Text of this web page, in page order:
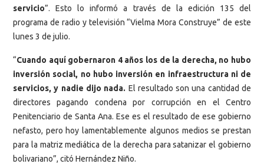
servicio”. Esto lo informó a través de la edición 135 del
programa de radio y televisión “Vielma Mora Construye” de este
lunes 3 de julio.
“Cuando aquí gobernaron 4 años los de la derecha, no hubo
inversión social, no hubo inversión en infraestructura ni de
servicios, y nadie dijo nada. El resultado son una cantidad de
directores pagando condena por corrupción en el Centro
Penitenciario de Santa Ana. Ese es el resultado de ese gobierno
nefasto, pero hoy lamentablemente algunos medios se prestan
para la matriz mediática de la derecha para satanizar el gobierno
bolivariano”, citó Hernández Niño.